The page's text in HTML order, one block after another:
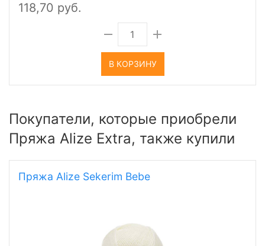
118,70 руб.
В КОРЗИНУ
Покупатели, которые приобрели
Пряжа Alize Extra, также купили
Пряжа Alize Sekerim Bebe